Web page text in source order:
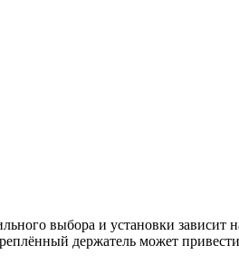
выбора и установки
держатель может